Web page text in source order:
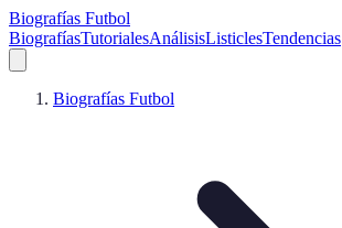
Biografías Futbol
BiografíasTutorialesAnálisisListiclesTendencias
Biografías Futbol